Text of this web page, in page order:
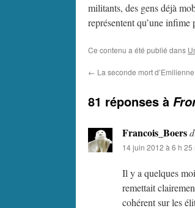
militants, des gens déjà
représentent qu’une infime
Ce contenu a été publié dans
← La seconde mort
81 réponses à
Francois_Boers
14 juin 2012 à 6 h 25
Il y a quelques
remettait
cohérent sur les